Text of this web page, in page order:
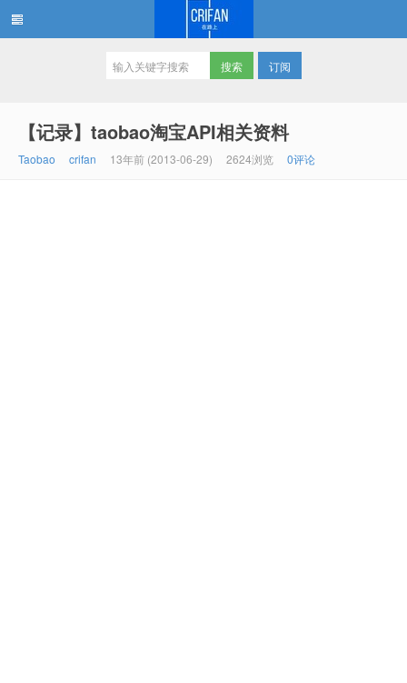
订阅
【记录】taobao淘宝API相关资料
Taobao crifan 13年前 (2013-06-29) 2624浏览 0评论